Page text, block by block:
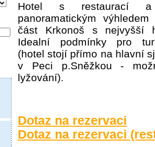
Hotel s restaurací
panoramatickým
část Krkonoš s nejvyšší
Idealní podmínky pro
(hotel stojí přímo na hlavní
v Peci p.Sněžkou -
lyžování).
Dotaz na rezervaci
Dotaz na rezervaci